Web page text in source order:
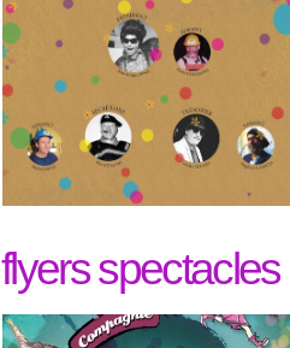
flyers spectacles